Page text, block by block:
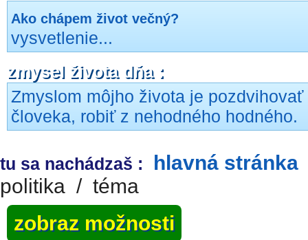
Ako chápem život večný?
vysvetlenie...
zmysel života dňa :
Zmyslom môjho života je pozdvihovať
človeka, robiť z nehodného hodného.
tu sa nachádzaš : hlavná stránka
politika / téma
zobraz možnosti